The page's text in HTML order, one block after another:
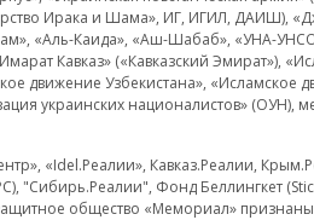
Ирака и Шама», ИГ, ИГИЛ, ДАИШ),
«Аль-Каида», «Аш-Шабаб», «УНА-
Кавказ» («Кавказский Эмират»),
движение Узбекистана»,
украинских националистов» (ОУН),
«Idel.Реалии», Кавказ.Реалии,
"Сибирь.Реалии", Фонд Беллингкет
общество «Мемориал»